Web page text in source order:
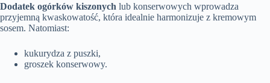
Dodatek ogórków kiszonych lub konserwowych wprowadza
przyjemną kwaskowatość, która idealnie harmonizuje z kremowym
sosem. Natomiast:
kukurydza z puszki,
groszek konserwowy.